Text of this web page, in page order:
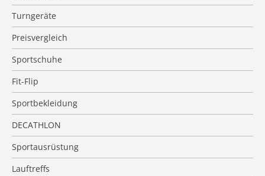
Turngeräte
Preisvergleich
Sportschuhe
Fit-Flip
Sportbekleidung
DECATHLON
Sportausrüstung
Lauftreffs